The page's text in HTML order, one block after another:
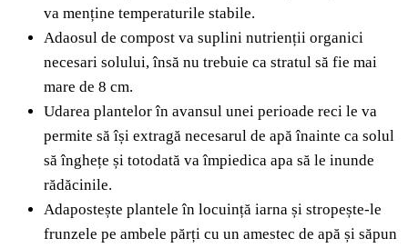
va menține temperaturile stabile.
Adaosul de compost va suplini nutrienții organici
necesari solului, însă nu trebuie ca stratul să fie mai
mare de 8 cm.
Udarea plantelor în avansul unei perioade reci le va
permite să își extragă necesarul de apă înainte ca solul
să înghețe și totodată va împiedica apa să le inunde
rădăcinile.
Adapostește plantele în locuință iarna și stropește-le
frunzele pe ambele părți cu un amestec de apă și săpun